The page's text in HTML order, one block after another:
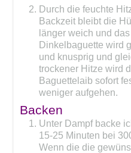
Durch die feuchte
Backzeit bleibt die
länger weich und
Dinkelbaguette wird
und knusprig und
trockener Hitze wird
Baguettelaib sofort
weniger aufgehen.
Backen
Unter Dampf backe
15-25 Minuten bei
Wenn die die